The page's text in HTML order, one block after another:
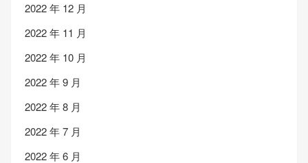
2022 年 12 月
2022 年 11 月
2022 年 10 月
2022 年 9 月
2022 年 8 月
2022 年 7 月
2022 年 6 月